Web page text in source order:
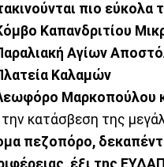
πιο εύκολα
Καπανδριτίου
Αγίων
Καλαμών
Μαρκοπούλου
την κατάσβεση της
πεζοπόρο,